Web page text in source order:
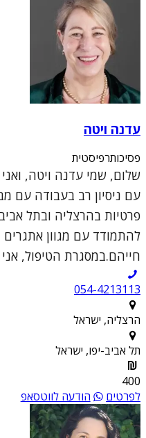
עדנה ויטה
פסיכותרפיסטית
שלום, שמי עדנה ויטה,
עם ניסיון רב בעבודה עם
פרטיות בהרצליה ובתל
להתמודד עם מגוון אתגרים
חייהם.במסגרת הטיפול,
054-4213113
הרצליה, ישראל
תל אביב-יפו, ישראל
400
לפרטים
הודעה לווטסאפ